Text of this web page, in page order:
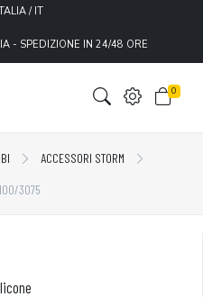
/ IT
- SPEDIZIONE IN 24/48 ORE
0
ACCESSORI STORM
3075